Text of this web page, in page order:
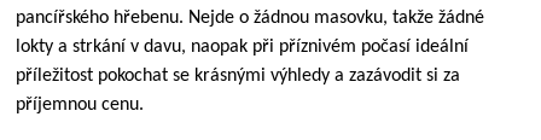
pancířského hřebenu. Nejde o žádnou masovku, takže žádné
lokty a strkání v davu, naopak při příznivém počasí ideální
příležitost pokochat se krásnými výhledy a zazávodit si za
příjemnou cenu.